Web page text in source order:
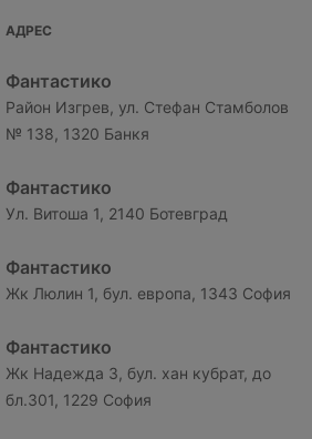
АДРЕС
Фантастико
Район Изгрев, ул. Стефан Стамболов
№ 138, 1320 Банкя
Фантастико
Ул. Витоша 1, 2140 Ботевград
Фантастико
Жк Люлин 1, бул. европа, 1343 София
Фантастико
Жк Надежда 3, бул. хан кубрат, до
бл.301, 1229 София